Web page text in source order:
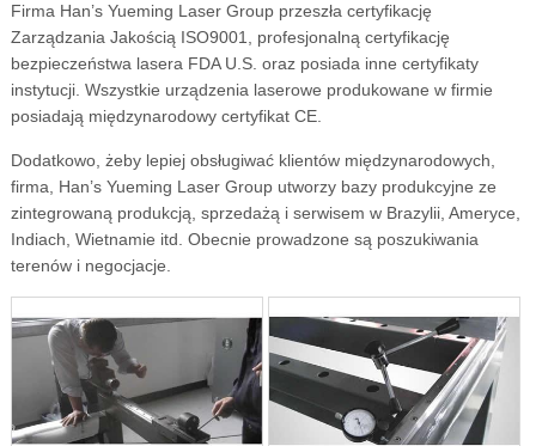
Firma Han’s Yueming Laser Group przeszła certyfikację
Zarządzania Jakością ISO9001, profesjonalną certyfikację
bezpieczeństwa lasera FDA U.S. oraz posiada inne certyfikaty
instytucji. Wszystkie urządzenia laserowe produkowane w firmie
posiadają międzynarodowy certyfikat CE.
Dodatkowo, żeby lepiej obsługiwać klientów międzynarodowych,
firma, Han’s Yueming Laser Group utworzy bazy produkcyjne ze
zintegrowaną produkcją, sprzedażą i serwisem w Brazylii, Ameryce,
Indiach, Wietnamie itd. Obecnie prowadzone są poszukiwania
terenów i negocjacje.